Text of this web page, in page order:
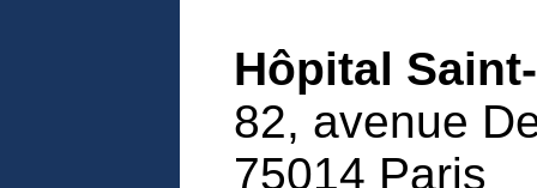
Hôpital
82, avenue
75014 Paris